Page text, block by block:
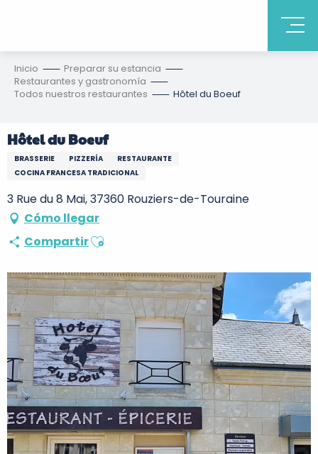
Inicio
Preparar su estancia
Restaurantes y gastronomía
Todos nuestros restaurantes
Hôtel du Boeuf
Hôtel du Boeuf
BRASSERIE PIZZERÍA
RESTAURANTE
COCINA FRANCESA TRADICIONAL
3 Rue du 8 Mai, 37360 Rouziers-de-Touraine
Cómo llegar
CompartirAjouter aux favoris